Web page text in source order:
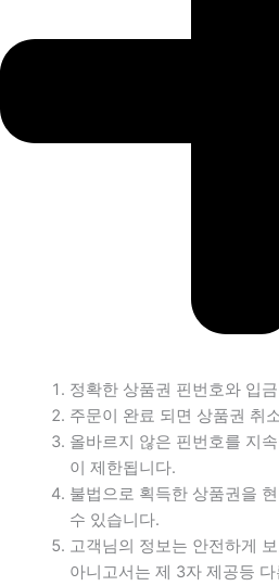
정확한 상품권 핀번호와 입
주문이 완료 되면 상품권 취
올바르지 않은 핀번호를 지
이 제한됩니다.
불법으로 획득한 상품권을
수 있습니다.
고객님의 정보는 안전하게
아니고서는 제 3자 제공등